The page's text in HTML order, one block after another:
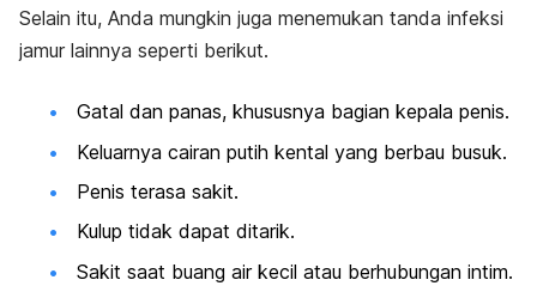
Selain itu, Anda mungkin juga menemukan tanda infeksi
jamur lainnya seperti berikut.
Gatal dan panas, khususnya bagian kepala penis.
Keluarnya cairan putih kental yang berbau busuk.
Penis terasa sakit.
Kulup tidak dapat ditarik.
Sakit saat buang air kecil atau berhubungan intim.